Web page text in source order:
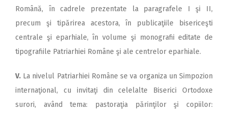
Română, în cadrele prezentate la paragrafele I şi II,
precum şi tipărirea acestora, în publicaţiile bisericeşti
centrale şi eparhiale, în volume şi monografii editate de
tipografiile Patriarhiei Române şi ale centrelor eparhiale.
V. La nivelul Patriarhiei Române se va organiza un Sim­pozion
internaţional, cu invitaţi din celelalte Biserici Ortodoxe
surori, având tema: pastoraţia părinţilor şi copiilor: